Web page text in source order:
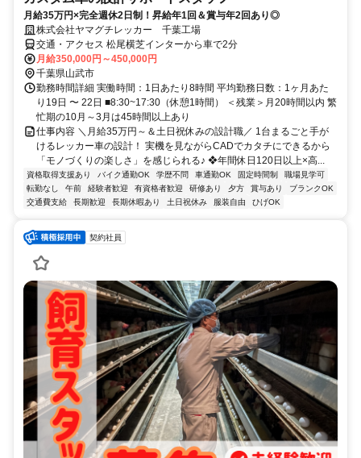
月給35万円×完全週休2日制！昇給年1回＆賞与年2回あり◎
株式会社ヤマグチレッカー 千葉工場
交通・アクセス 松尾横芝インターから車で2分
月給350,000円～450,000円
千葉県山武市
勤務時間詳細 実働時間：1日あたり8時間 平均勤務日数：1ヶ月あた
り19日 〜 22日 ■8:30~17:30（休憩1時間） ＜残業＞月20時間以内 繁
忙期の10月～3月は45時間以上あり
仕事内容 ＼月給35万円～＆土日祝休みの設計職／ 1台まるごと手が
けるレッカー車の設計！ 実機を見ながらCADでカタチにできるから
「モノづくりの楽しさ」を感じられる♪ ❖年間休日120日以上×高...
資格取得支援あり バイク通勤OK 学歴不問 車通勤OK 固定時間制
職場見学可
転勤なし
午前 経験者歓迎 有資格者歓迎 研修あり 夕方 賞与あり
ブランクOK
交通費支給
長期歓迎 長期休暇あり 土日祝休み 服装自由 ひげOK
契約社員